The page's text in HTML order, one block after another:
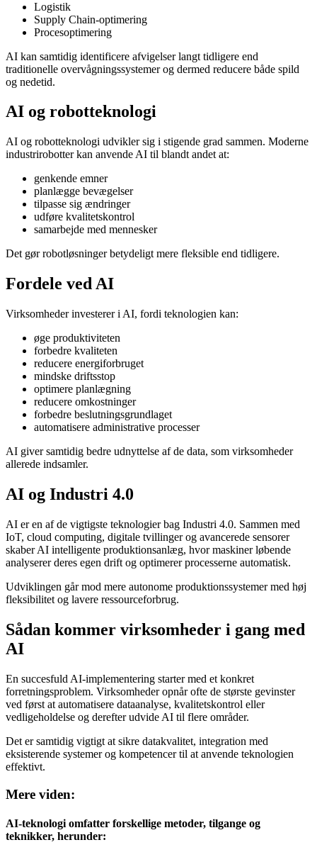
Logistik
Supply Chain-optimering
Procesoptimering
AI kan samtidig identificere afvigelser langt tidligere end
traditionelle overvågningssystemer og dermed reducere både spild
og nedetid.
AI og robotteknologi
AI og robotteknologi udvikler sig i stigende grad sammen. Moderne
industrirobotter kan anvende AI til blandt andet at:
genkende emner
planlægge bevægelser
tilpasse sig ændringer
udføre kvalitetskontrol
samarbejde med mennesker
Det gør robotløsninger betydeligt mere fleksible end tidligere.
Fordele ved AI
Virksomheder investerer i AI, fordi teknologien kan:
øge produktiviteten
forbedre kvaliteten
reducere energiforbruget
mindske driftsstop
optimere planlægning
reducere omkostninger
forbedre beslutningsgrundlaget
automatisere administrative processer
AI giver samtidig bedre udnyttelse af de data, som virksomheder
allerede indsamler.
AI og Industri 4.0
AI er en af de vigtigste teknologier bag Industri 4.0. Sammen med
IoT, cloud computing, digitale tvillinger og avancerede sensorer
skaber AI intelligente produktionsanlæg, hvor maskiner løbende
analyserer deres egen drift og optimerer processerne automatisk.
Udviklingen går mod mere autonome produktionssystemer med høj
fleksibilitet og lavere ressourceforbrug.
Sådan kommer virksomheder i gang med
AI
En succesfuld AI-implementering starter med et konkret
forretningsproblem. Virksomheder opnår ofte de største gevinster
ved først at automatisere dataanalyse, kvalitetskontrol eller
vedligeholdelse og derefter udvide AI til flere områder.
Det er samtidig vigtigt at sikre datakvalitet, integration med
eksisterende systemer og kompetencer til at anvende teknologien
effektivt.
Mere viden:
AI-teknologi omfatter forskellige metoder, tilgange og
teknikker, herunder: